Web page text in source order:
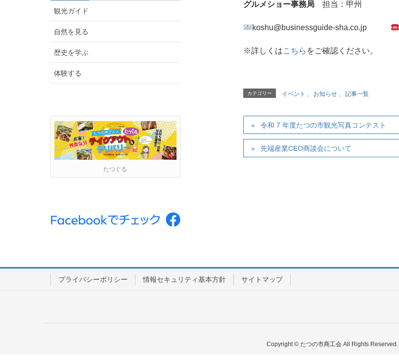
グルメショー事務局 担当：甲州
koshu@businessguide-sha.co.jp
※詳しくはこちら をご確認ください。
カテゴリー イベント 、 お知らせ 、 記事一覧
令和 7 年度たつの市観光写真コンテスト
先端産業CEO商談会について
観光ガイド
自然を見る
歴史を学ぶ
体験する
たつぐる
プライバシーポリシー 情報セキュリティ基本方針 サイトマップ
Copyright © たつの市商工会 All Rights Reserved.